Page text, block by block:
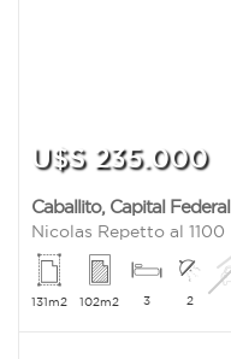
U$S 235.000
Caballito, Capital Federal
Nicolas Repetto al 1100
131m2 102m2 3 2